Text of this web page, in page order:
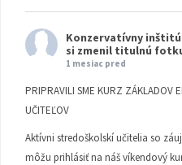
Konzervatívny
si zmenil titulnú
1 mesiac pred
PRIPRAVILI SME KURZ ZÁKLADOV
UČITEĽOV
Aktívni stredoškolskí učitelia so
môžu prihlásiť na náš víkendový